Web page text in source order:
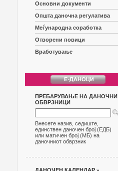
Основни документи
Општа даночна регулатива
Меѓународна соработка
Отворени повици
Вработување
ПРЕБАРУВАЊЕ НА ДАНОЧНИ
ОБВРЗНИЦИ
Внесете назив, седиште,
единствен даночен број (ЕДБ)
или матичен број (МБ) на
даночниот обврзник